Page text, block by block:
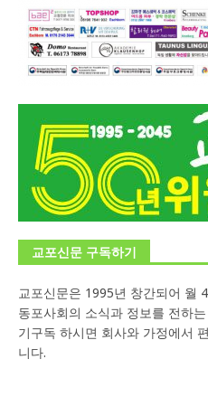
교포신문 구독하기
교포신문은 1995년 창간되어 월
동포사회의 소식과 정보를 전하
기구독 하시면 회사와 가정에서
니다.